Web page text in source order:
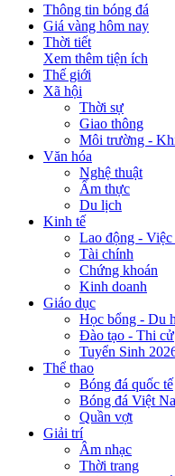
Thông tin bóng đá
Giá vàng hôm nay
Thời tiết
Xem thêm tiện ích
Thế giới
Xã hội
Thời sự
Giao thông
Môi trường -
Văn hóa
Nghệ thuật
Ẩm thực
Du lịch
Kinh tế
Lao động - Việc
Tài chính
Chứng khoán
Kinh doanh
Giáo dục
Học bổng - Du
Đào tạo - Thi cử
Tuyển Sinh
Thể thao
Bóng đá quốc tế
Bóng đá Việt
Quần vợt
Giải trí
Âm nhạc
Thời trang